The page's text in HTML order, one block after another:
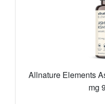
Allnature Elements
mg